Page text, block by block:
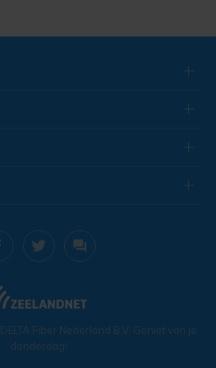
DELTA Fiber Nederland B.V. Geniet van je
donderdag!